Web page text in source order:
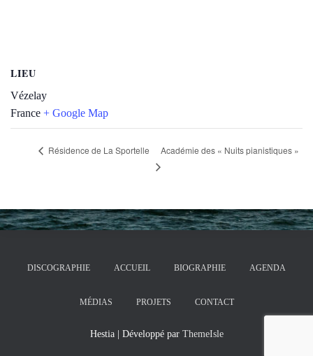
LIEU
Vézelay
France + Google Map
Résidence de La Sportelle Académie des « Nuits pianistiques »
DISCOGRAPHIE ACCUEIL BIOGRAPHIE AGENDA
MÉDIAS PROJETS CONTACT
Hestia | Développé par ThemeIsle